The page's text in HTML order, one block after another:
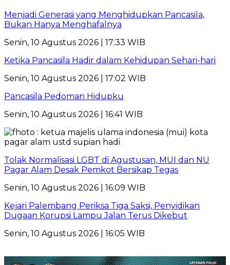
Menjadi Generasi yang Menghidupkan Pancasila,
Bukan Hanya Menghafalnya
Senin, 10 Agustus 2026 | 17:33 WIB
Ketika Pancasila Hadir dalam Kehidupan Sehari-hari
Senin, 10 Agustus 2026 | 17:02 WIB
Pancasila Pedoman Hidupku
Senin, 10 Agustus 2026 | 16:41 WIB
Tolak Normalisasi LGBT di Agustusan, MUI dan NU
Pagar Alam Desak Pemkot Bersikap Tegas
Senin, 10 Agustus 2026 | 16:09 WIB
Kejari Palembang Periksa Tiga Saksi, Penyidikan
Dugaan Korupsi Lampu Jalan Terus Dikebut
Senin, 10 Agustus 2026 | 16:05 WIB